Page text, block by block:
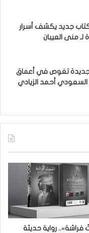
كتاب جديد يكشف أسرار
لـ منى العيبان
جديدة تغوص في أعماق
السعودي أحمد الزيادي
فراشة».. رواية حديثة